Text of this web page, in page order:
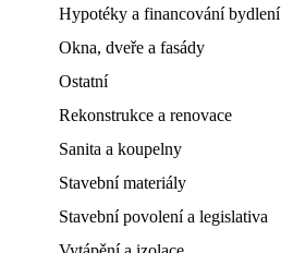
Hypotéky a financování bydlení
Okna, dveře a fasády
Ostatní
Rekonstrukce a renovace
Sanita a koupelny
Stavební materiály
Stavební povolení a legislativa